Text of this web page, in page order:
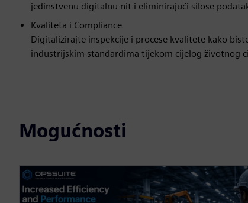
jedinstvenu digitalnu nit i eliminirajući silose
Kvaliteta i Compliance
Digitalizirajte inspekcije i procese kvalitete kako
industrijskim standardima tijekom cijelog životnog
Mogućnosti